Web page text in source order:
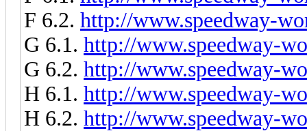
F 6.2. http://www.speedway-
G 6.1. http://www.speedway-
G 6.2. http://www.speedway-
H 6.1. http://www.speedway-
H 6.2. http://www.speedway-